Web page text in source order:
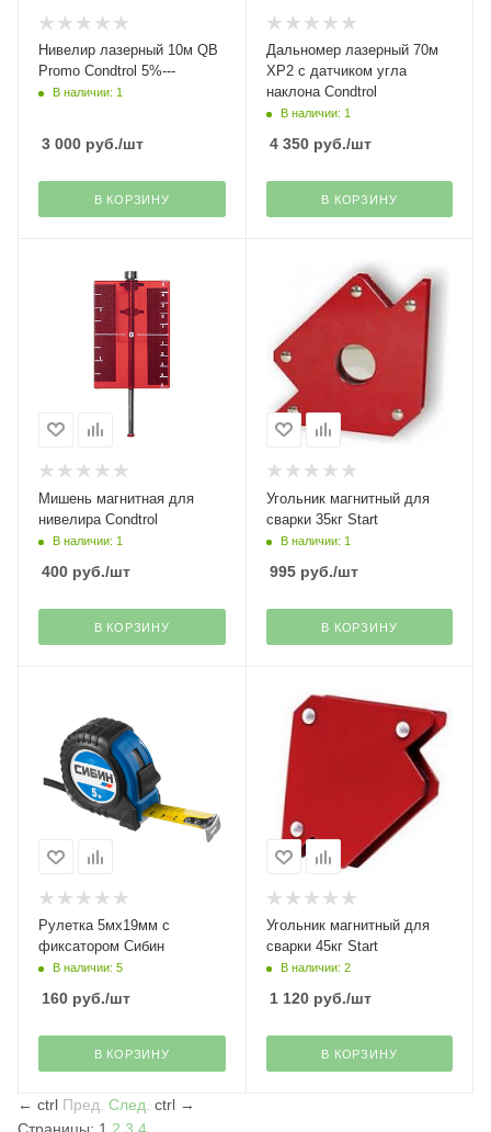
Нивелир лазерный 10м QB
Promo Condtrol 5%---
В наличии: 1
3 000 руб./шт
В КОРЗИНУ
Дальномер лазерный 70м
XP2 с датчиком угла
наклона Condtrol
В наличии: 1
4 350руб./шт
В КОРЗИНУ
Мишень магнитная для
нивелира Condtrol
В наличии: 1
400 руб./шт
В КОРЗИНУ
Угольник магнитный для
сварки 35кг Start
В наличии: 1
995руб./шт
В КОРЗИНУ
Рулетка 5мх19мм с
фиксатором Сибин
В наличии: 5
160 руб./шт
В КОРЗИНУ
Угольник магнитный для
сварки 45кг Start
В наличии: 2
1 120руб./шт
В КОРЗИНУ
← ctrl Пред. След. ctrl →